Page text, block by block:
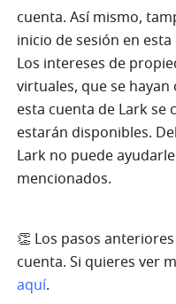
cuenta. Así mismo,
inicio de sesión en
Los intereses de
virtuales, que se
esta cuenta de Lark
estarán disponibles.
Lark no puede
mencionados.
👏 Los pasos
cuenta. Si quieres ver
aquí.